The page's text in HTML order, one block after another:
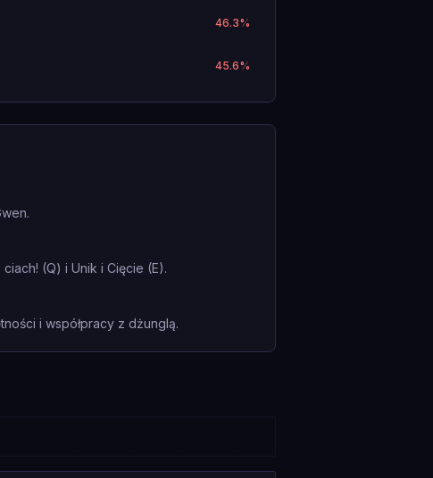
46.3%
45.6%
(Q) i Unik i Cięcie (E).
i współpracy z dżunglą.